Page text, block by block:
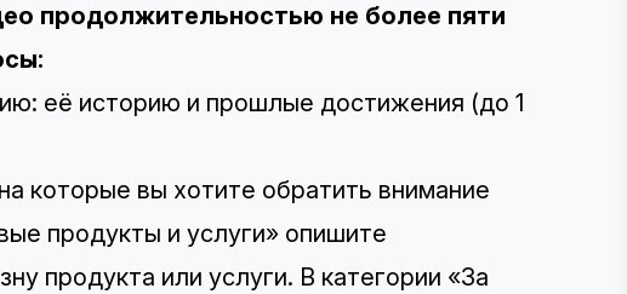
продолжительностью не более пяти
её историю и прошлые достижения (до 1
которые вы хотите обратить внимание
продукты и услуги» опишите
продукта или услуги. В категории «За